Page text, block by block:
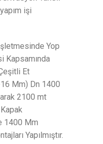
işi
Yop
Kapsamında
Et
16 Mm) Dn 1400
2100 mt
1400 Mm
Yapılmıştır.